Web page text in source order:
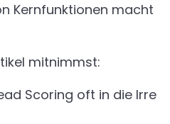
Kernfunktionen macht
mitnimmst:
Scoring oft in die Irre